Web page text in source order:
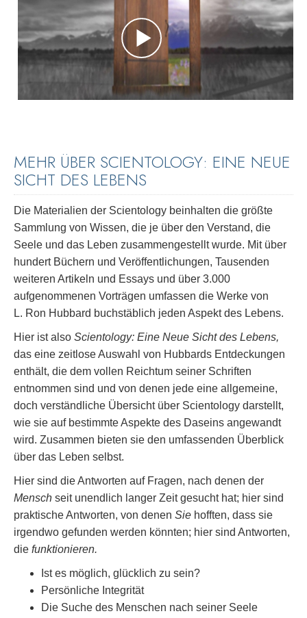
MEHR ÜBER SCIENTOLOGY: EINE NEUE
SICHT DES LEBENS
Die Materialien der Scientology beinhalten die größte
Sammlung von Wissen, die je über den Verstand, die
Seele und das Leben zusammengestellt wurde. Mit über
hundert Büchern und Veröffentlichungen, Tausenden
weiteren Artikeln und Essays und über 3.000
aufgenommenen Vorträgen umfassen die Werke von
L. Ron Hubbard buchstäblich jeden Aspekt des Lebens.
Hier ist also Scientology: Eine Neue Sicht des Lebens,
das eine zeitlose Auswahl von Hubbards Entdeckungen
enthält, die dem vollen Reichtum seiner Schriften
entnommen sind und von denen jede eine allgemeine,
doch verständliche Übersicht über Scientology darstellt,
wie sie auf bestimmte Aspekte des Daseins angewandt
wird. Zusammen bieten sie den umfassenden Überblick
über das Leben selbst.
Hier sind die Antworten auf Fragen, nach denen der
Mensch seit unendlich langer Zeit gesucht hat; hier sind
praktische Antworten, von denen Sie hofften, dass sie
irgendwo gefunden werden könnten; hier sind Antworten,
die funktionieren.
Ist es möglich, glücklich zu sein?
Persönliche Integrität
Die Suche des Menschen nach seiner Seele